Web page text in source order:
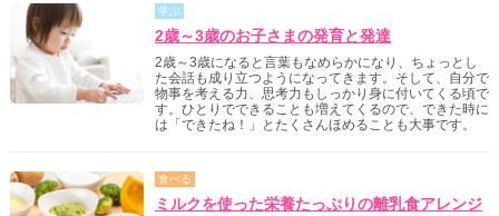
学ぶ
2歳～3歳のお子さまの発育と発達
2歳～3歳になると言葉もなめらかになり、ちょっとし
た会話も成り立つようになってきます。そして、自分で
物事を考える力、思考力もしっかり身に付いてくる頃で
す。ひとりでできることも増えてくるので、できた時に
は「できたね！」とたくさんほめることも大事です。
食べる
ミルクを使った栄養たっぷりの離乳食アレンジ